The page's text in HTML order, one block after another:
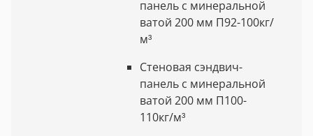
панель с минеральной
ватой 200 мм П92-100кг/
м³
Стеновая сэндвич-
панель с минеральной
ватой 200 мм П100-
110кг/м³